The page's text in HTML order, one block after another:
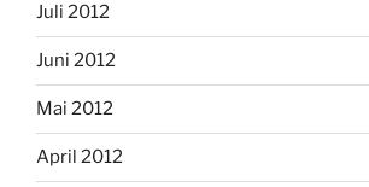
Juli 2012
Juni 2012
Mai 2012
April 2012